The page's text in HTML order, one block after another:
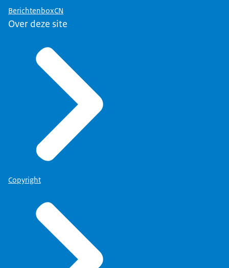
BerichtenboxCN
Over deze site
Copyright